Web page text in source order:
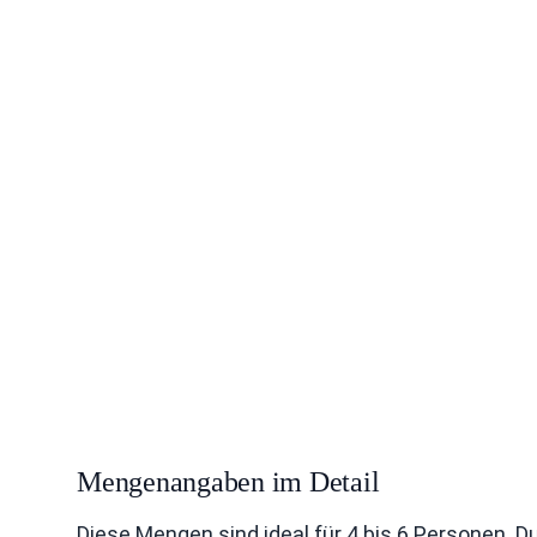
Mengenangaben im Detail